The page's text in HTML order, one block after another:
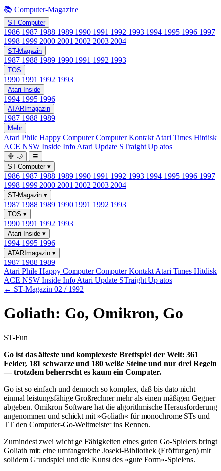
📚 Computer-Magazine
ST-Computer
1986 1987 1988 1989 1990 1991 1992 1993 1994 1995 1996 1997
1998 1999 2000 2001 2002 2003 2004
ST-Magazin
1987 1988 1989 1990 1991 1992 1993
TOS
1990 1991 1992 1993
Atari Inside
1994 1995 1996
ATARImagazin
1987 1988 1989
Mehr
Atari Phile Happy ComputerComputer Kontakt Atari Times Hitdisk
ACE NSW Inside Info Atari Update STraight Up atos
🌞 🌙
☰
ST-Computer ▾
1986 1987 1988 1989 1990 1991 1992 1993 1994 1995 1996 1997
1998 1999 2000 2001 2002 2003 2004
ST-Magazin ▾
1987 1988 1989 1990 1991 1992 1993
TOS ▾
1990 1991 1992 1993
Atari Inside ▾
1994 1995 1996
ATARImagazin ▾
1987 1988 1989
Atari Phile Happy ComputerComputer Kontakt Atari Times Hitdisk
ACE NSW Inside Info Atari Update STraight Up atos
← ST-Magazin 02 / 1992
Goliath: Go, Omikron, Go
ST-Fun
Go ist das älteste und komplexeste Brettspiel der Welt: 361
Felder, 181 schwarze und 180 weiße Steine und nur drei Regeln
— trotzdem beherrscht es kaum ein Computer.
Go ist so einfach und dennoch so komplex, daß bis dato nicht
einmal leistungsfähige Großrechner mehr als einen mäßigen Gegner
abgeben. Omikron Software hat die algorithmische Herausforderung
angenommen und schickt mit »Goliath« für monochrome STs und
TT den Computer-Go-Weltmeister ins Rennen.
Zumindest zwei wichtige Fähigkeiten eines guten Go-Spielers bringt
Goliath mit: eine umfangreiche Joseki-Bibliothek (Eröffungen) mit
solidem Grundspiel und die Kunst des »gute Form«-Spielens.